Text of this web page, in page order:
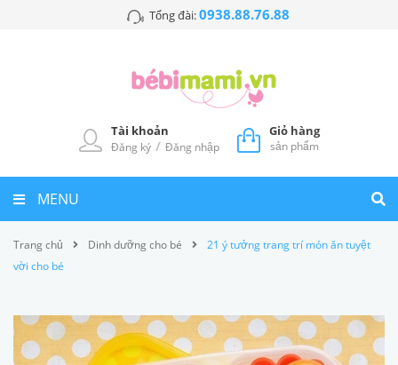
Tổng đài:0938.88.76.88
Tài khoản
Đăng ký / Đăng nhập
Giỏ hàng
sản phẩm
MENU
Trang chủ Dinh dưỡng cho bé
21 ý tưởng trang trí món ăn tuyệt
vời cho bé